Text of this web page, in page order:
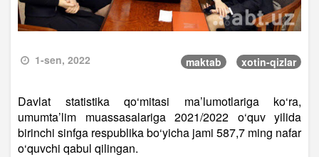
1-sen, 2022 maktab xotin-qizlar
Davlat statistika qo‘mitasi ma’lumotlariga ko‘ra,
umumta’lim muassasalariga 2021/2022 o‘quv yilida
birinchi sinfga respublika bo‘yicha jami 587,7 ming nafar
o‘quvchi qabul qilingan.